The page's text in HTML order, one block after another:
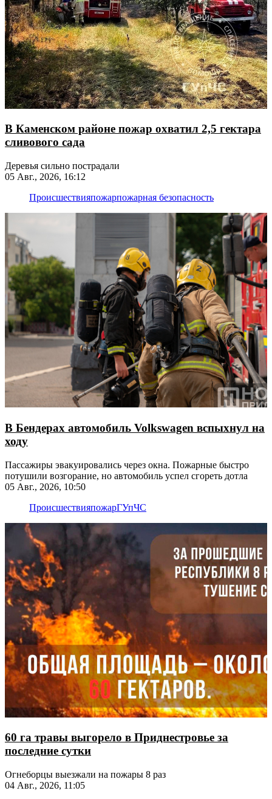
В Каменском районе пожар охватил 2,5 гектара
сливового сада
Деревья сильно пострадали
05 Авг., 2026, 16:12
Происшествияпожарпожарная безопасность
В Бендерах автомобиль Volkswagen вспыхнул на
ходу
Пассажиры эвакуировались через окна. Пожарные быстро
потушили возгорание, но автомобиль успел сгореть дотла
05 Авг., 2026, 10:50
ПроисшествияпожарГУпЧС
60 га травы выгорело в Приднестровье за
последние сутки
Огнеборцы выезжали на пожары 8 раз
04 Авг., 2026, 11:05